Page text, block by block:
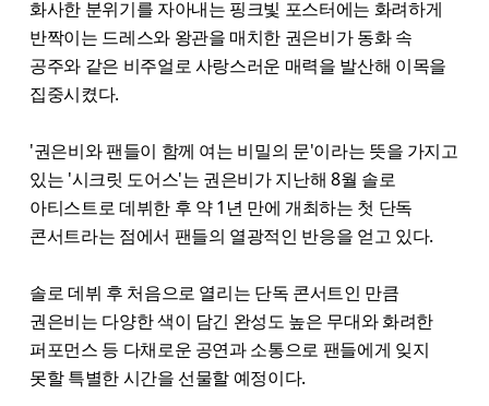
화사한 분위기를 자아내는 핑크빛 포스터에는 화려하게
반짝이는 드레스와 왕관을 매치한 권은비가 동화 속
공주와 같은 비주얼로 사랑스러운 매력을 발산해 이목을
집중시켰다.
'권은비와 팬들이 함께 여는 비밀의 문'이라는 뜻을 가지고
있는 '시크릿 도어스'는 권은비가 지난해 8월 솔로
아티스트로 데뷔한 후 약 1년 만에 개최하는 첫 단독
콘서트라는 점에서 팬들의 열광적인 반응을 얻고 있다.
솔로 데뷔 후 처음으로 열리는 단독 콘서트인 만큼
권은비는 다양한 색이 담긴 완성도 높은 무대와 화려한
퍼포먼스 등 다채로운 공연과 소통으로 팬들에게 잊지
못할 특별한 시간을 선물할 예정이다.